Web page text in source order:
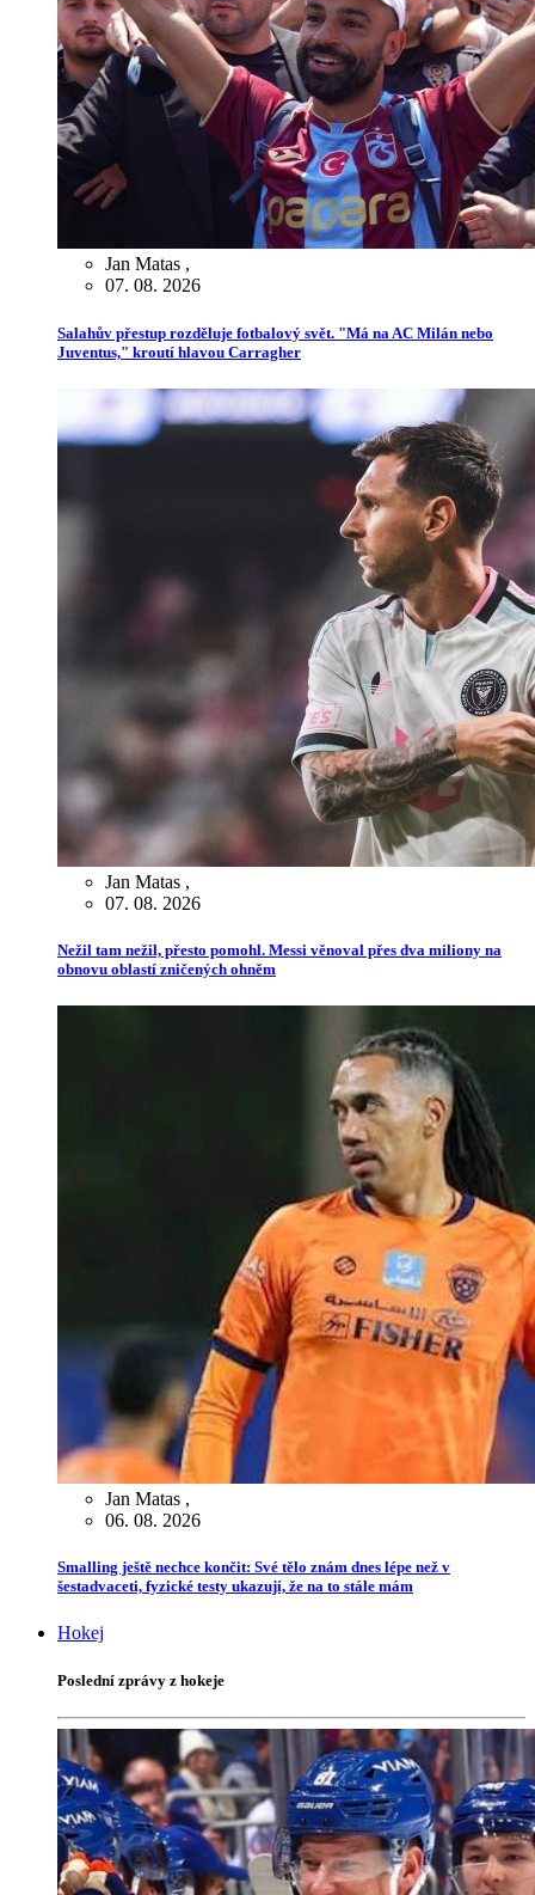
Jan Matas ,
07. 08. 2026
Salahův přestup rozděluje fotbalový svět. "Má na AC Milán nebo
Juventus," kroutí hlavou Carragher
Jan Matas ,
07. 08. 2026
Nežil tam nežil, přesto pomohl. Messi věnoval přes dva miliony na
obnovu oblastí zničených ohněm
Jan Matas ,
06. 08. 2026
Smalling ještě nechce končit: Své tělo znám dnes lépe než v
šestadvaceti, fyzické testy ukazují, že na to stále mám
Hokej
Poslední zprávy z hokeje